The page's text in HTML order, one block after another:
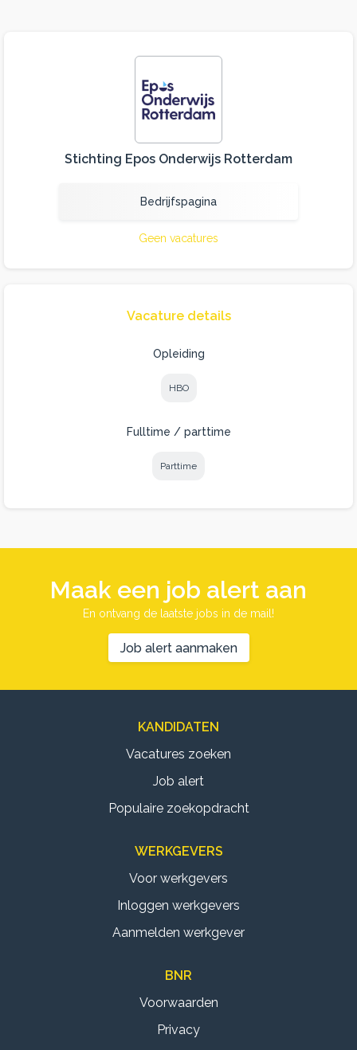
Stichting Epos Onderwijs Rotterdam
Bedrijfspagina
Geen vacatures
Vacature details
Opleiding
HBO
Fulltime / parttime
Parttime
Maak een job alert aan
En ontvang de laatste jobs in de mail!
Job alert aanmaken
KANDIDATEN
Vacatures zoeken
Job alert
Populaire zoekopdracht
WERKGEVERS
Voor werkgevers
Inloggen werkgevers
Aanmelden werkgever
BNR
Voorwaarden
Privacy